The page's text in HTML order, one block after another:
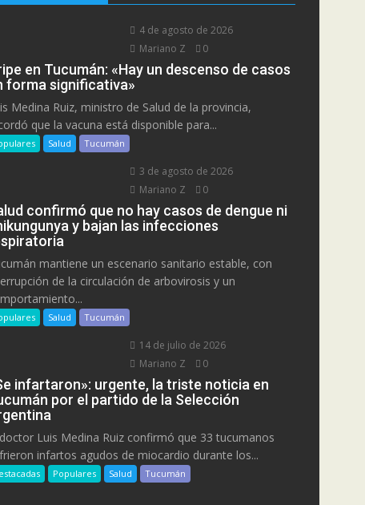
4 de agosto de 2026
Mariano Z
0
en Tucumán: «Hay un descenso de casos
forma significativa»
Medina Ruiz, ministro de Salud de la provincia,
que la vacuna está disponible para...
Salud Tucumán
3 de agosto de 2026
Mariano Z
0
confirmó que no hay casos de dengue ni
y bajan las infecciones
mantiene un escenario sanitario estable, con
de la circulación de arbovirosis y un
Salud Tucumán
14 de julio de 2026
Mariano Z
0
infartaron»: urgente, la triste noticia en
por el partido de la Selección
Luis Medina Ruiz confirmó que 33 tucumanos
infartos agudos de miocardio durante los...
Populares Salud Tucumán